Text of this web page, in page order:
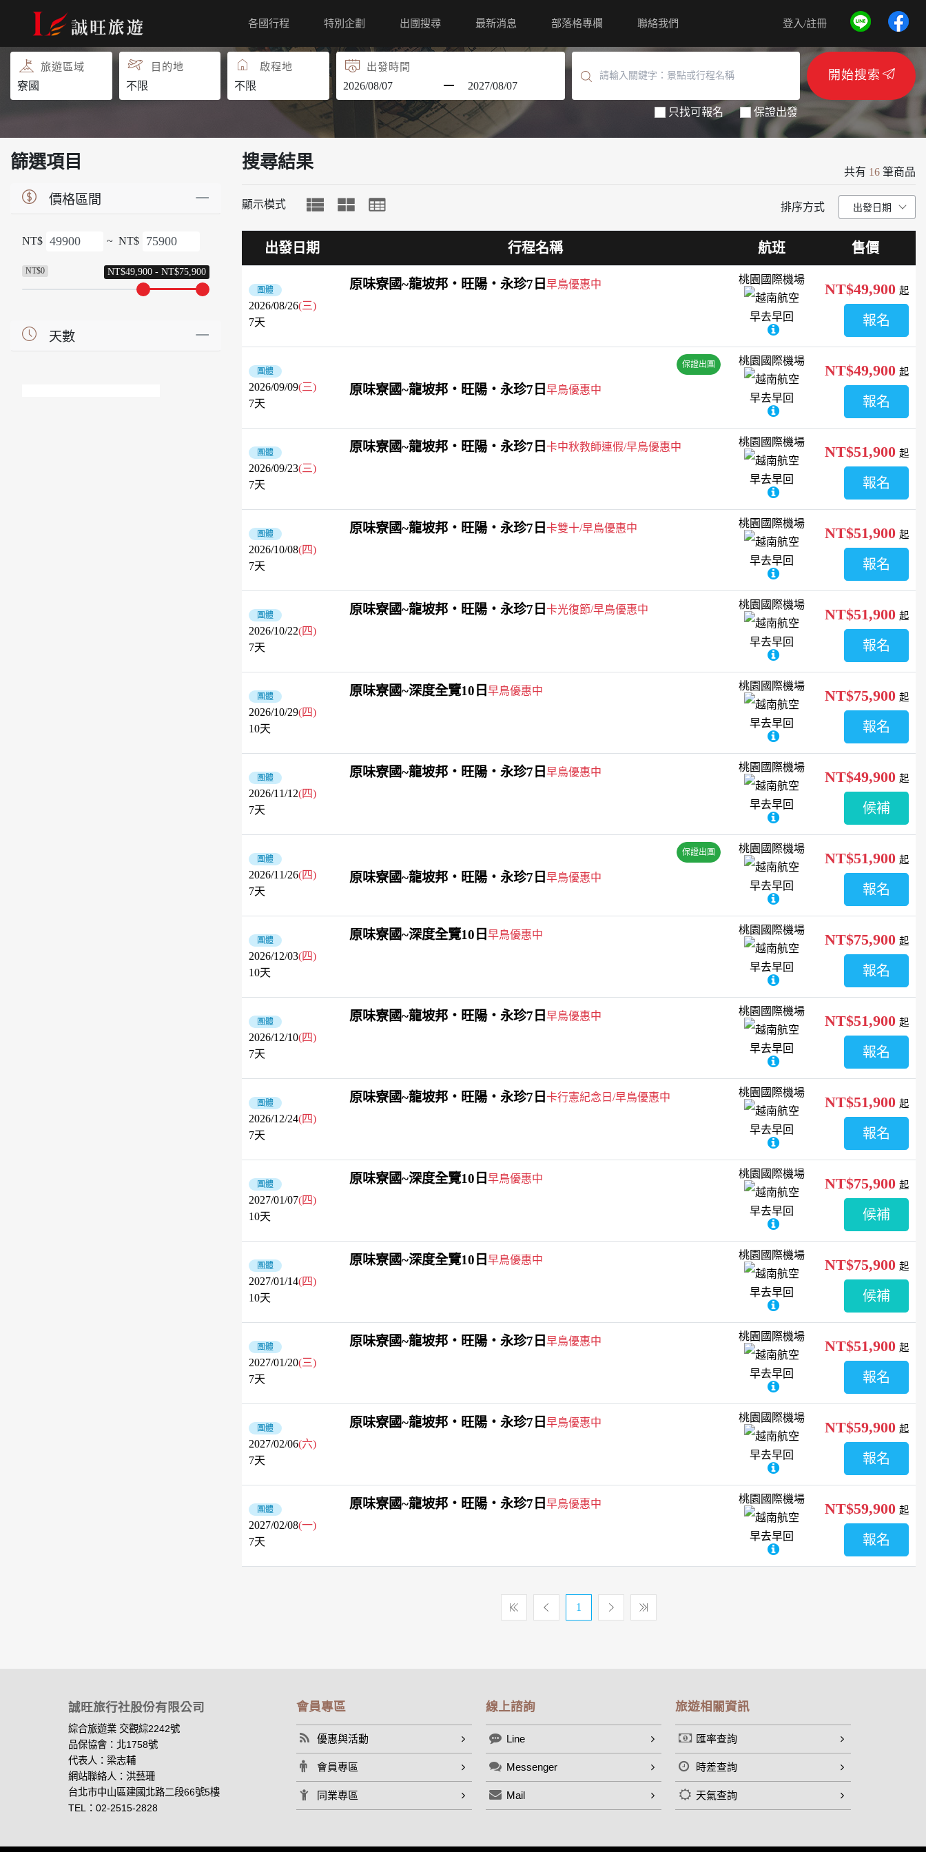
各國行程 特別企劃 出團搜尋 最新消息 部落格專欄 聯絡我們 登入/註冊
團體旅遊 團體自由行
旅遊區域 目的地 啟程地 出發時間
只找可報名 保證出發
開始搜索
篩選項目
價格區間
NT$ ~ NT$
NT$0 NT$49,900 - NT$75,900
天數
搜尋結果 共有 16 筆商品
顯示模式 排序方式
出發日期 行程名稱 航班 售價
團體
2026/08/26(三)
7天
原味寮國~龍坡邦‧旺陽‧永珍7日 早鳥優惠中
桃園國際機場
越南航空
早去早回
NT$49,900 起
報名
團體
2026/09/09(三)
7天
保證出團
原味寮國~龍坡邦‧旺陽‧永珍7日 早鳥優惠中
桃園國際機場
越南航空
早去早回
NT$49,900 起
報名
團體
2026/09/23(三)
7天
原味寮國~龍坡邦‧旺陽‧永珍7日 卡中秋教師連假/早鳥優惠中
桃園國際機場
越南航空
早去早回
NT$51,900 起
報名
團體
2026/10/08(四)
7天
原味寮國~龍坡邦‧旺陽‧永珍7日 卡雙十/早鳥優惠中
桃園國際機場
越南航空
早去早回
NT$51,900 起
報名
團體
2026/10/22(四)
7天
原味寮國~龍坡邦‧旺陽‧永珍7日 卡光復節/早鳥優惠中
桃園國際機場
越南航空
早去早回
NT$51,900 起
報名
團體
2026/10/29(四)
10天
原味寮國~深度全覽10日 早鳥優惠中
桃園國際機場
越南航空
早去早回
NT$75,900 起
報名
團體
2026/11/12(四)
7天
原味寮國~龍坡邦‧旺陽‧永珍7日 早鳥優惠中
桃園國際機場
越南航空
早去早回
NT$49,900 起
候補
團體
2026/11/26(四)
7天
保證出團
原味寮國~龍坡邦‧旺陽‧永珍7日 早鳥優惠中
桃園國際機場
越南航空
早去早回
NT$51,900 起
報名
團體
2026/12/03(四)
10天
原味寮國~深度全覽10日 早鳥優惠中
桃園國際機場
越南航空
早去早回
NT$75,900 起
報名
團體
2026/12/10(四)
7天
原味寮國~龍坡邦‧旺陽‧永珍7日 早鳥優惠中
桃園國際機場
越南航空
早去早回
NT$51,900 起
報名
團體
2026/12/24(四)
7天
原味寮國~龍坡邦‧旺陽‧永珍7日 卡行憲紀念日/早鳥優惠中
桃園國際機場
越南航空
早去早回
NT$51,900 起
報名
團體
2027/01/07(四)
10天
原味寮國~深度全覽10日 早鳥優惠中
桃園國際機場
越南航空
早去早回
NT$75,900 起
候補
團體
2027/01/14(四)
10天
原味寮國~深度全覽10日 早鳥優惠中
桃園國際機場
越南航空
早去早回
NT$75,900 起
候補
團體
2027/01/20(三)
7天
原味寮國~龍坡邦‧旺陽‧永珍7日 早鳥優惠中
桃園國際機場
越南航空
早去早回
NT$51,900 起
報名
團體
2027/02/06(六)
7天
原味寮國~龍坡邦‧旺陽‧永珍7日 早鳥優惠中
桃園國際機場
越南航空
早去早回
NT$59,900 起
報名
團體
2027/02/08(一)
7天
原味寮國~龍坡邦‧旺陽‧永珍7日 早鳥優惠中
桃園國際機場
越南航空
早去早回
NT$59,900 起
報名
1
誠旺旅行社股份有限公司
綜合旅遊業 交觀綜2242號
品保協會：北1758號
代表人：梁志輔
網站聯絡人：洪藝珊
台北市中山區建國北路二段66號5樓
TEL：02-2515-2828
會員專區
優惠與活動
會員專區
同業專區
線上諮詢
Line
Messenger
Mail
旅遊相關資訊
匯率查詢
時差查詢
天氣查詢